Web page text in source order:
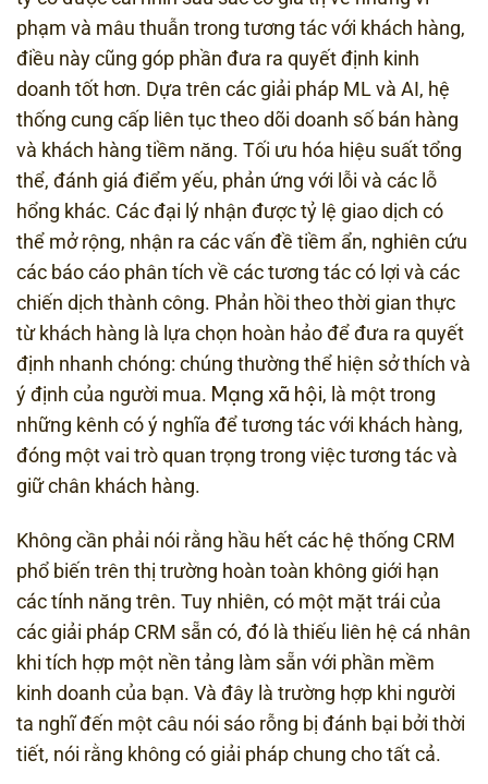
phạm và mâu thuẫn trong tương tác với khách hàng,
điều này cũng góp phần đưa ra quyết định kinh
doanh tốt hơn. Dựa trên các giải pháp ML và AI, hệ
thống cung cấp liên tục theo dõi doanh số bán hàng
và khách hàng tiềm năng. Tối ưu hóa hiệu suất tổng
thể, đánh giá điểm yếu, phản ứng với lỗi và các lỗ
hổng khác. Các đại lý nhận được tỷ lệ giao dịch có
thể mở rộng, nhận ra các vấn đề tiềm ẩn, nghiên cứu
các báo cáo phân tích về các tương tác có lợi và các
chiến dịch thành công. Phản hồi theo thời gian thực
từ khách hàng là lựa chọn hoàn hảo để đưa ra quyết
định nhanh chóng: chúng thường thể hiện sở thích và
ý định của người mua. Mạng xã hội, là một trong
những kênh có ý nghĩa để tương tác với khách hàng,
đóng một vai trò quan trọng trong việc tương tác và
giữ chân khách hàng.
Không cần phải nói rằng hầu hết các hệ thống CRM
phổ biến trên thị trường hoàn toàn không giới hạn
các tính năng trên. Tuy nhiên, có một mặt trái của
các giải pháp CRM sẵn có, đó là thiếu liên hệ cá nhân
khi tích hợp một nền tảng làm sẵn với phần mềm
kinh doanh của bạn. Và đây là trường hợp khi người
ta nghĩ đến một câu nói sáo rỗng bị đánh bại bởi thời
tiết, nói rằng không có giải pháp chung cho tất cả.